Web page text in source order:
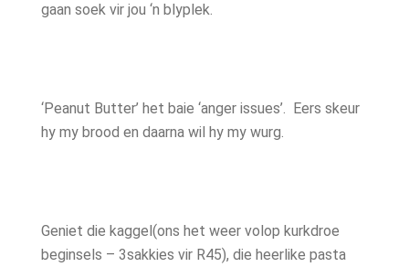
gaan soek vir jou ‘n blyplek.
‘Peanut Butter’ het baie ‘anger issues’. Eers skeur
hy my brood en daarna wil hy my wurg.
Geniet die kaggel(ons het weer volop kurkdroe
beginsels – 3sakkies vir R45), die heerlike pasta